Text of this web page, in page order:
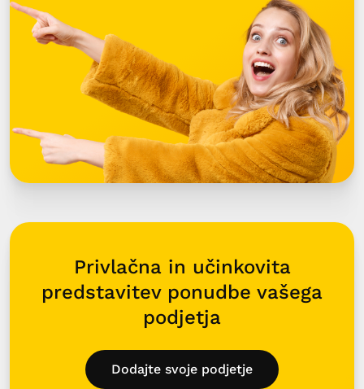
Privlačna in učinkovita
predstavitev ponudbe vašega
podjetja
Dodajte svoje podjetje